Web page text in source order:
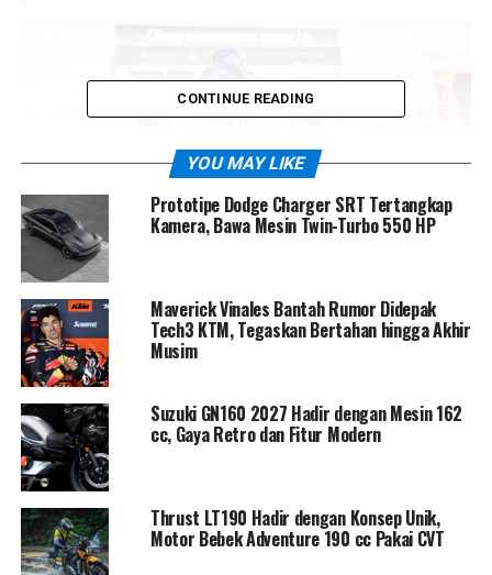
Meski Ducati kembali menunjukkan dominasi kecepatan
dengan Desmosedici GP26, Alex Marquez melihat situasi
dari sudut pandang berbeda. Menurutnya, keunggulan
beberapa kilometer per jam saja belum cukup untuk
melakukan overtake bersih di Buriram.
“Untuk menyalip dengan aman, Anda butuh kecepatan
setidaknya lebih dari dua km/jam dari motor di depan,”
ujarnya lugas. Dari pengamatannya selama tes
pramusim, Alex mengakui bahwa beberapa Aprilia dan
Honda kini memiliki top speed yang nyaris setara
CONTINUE READING
YOU MAY LIKE
Prototipe Dodge Charger SRT Tertangkap
Kamera, Bawa Mesin Twin-Turbo 550 HP
Maverick Vinales Bantah Rumor Didepak
Tech3 KTM, Tegaskan Bertahan hingga Akhir
Musim
Suzuki GN160 2027 Hadir dengan Mesin 162
cc, Gaya Retro dan Fitur Modern
Thrust LT190 Hadir dengan Konsep Unik,
Motor Bebek Adventure 190 cc Pakai CVT